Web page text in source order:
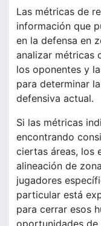
Las métricas de
información que
en la defensa en
analizar métricas
los oponentes y
para determinar
defensiva actual.
Si las métricas
encontrando
ciertas áreas, los
alineación de
jugadores
particular está
para cerrar esos
oportunidades de